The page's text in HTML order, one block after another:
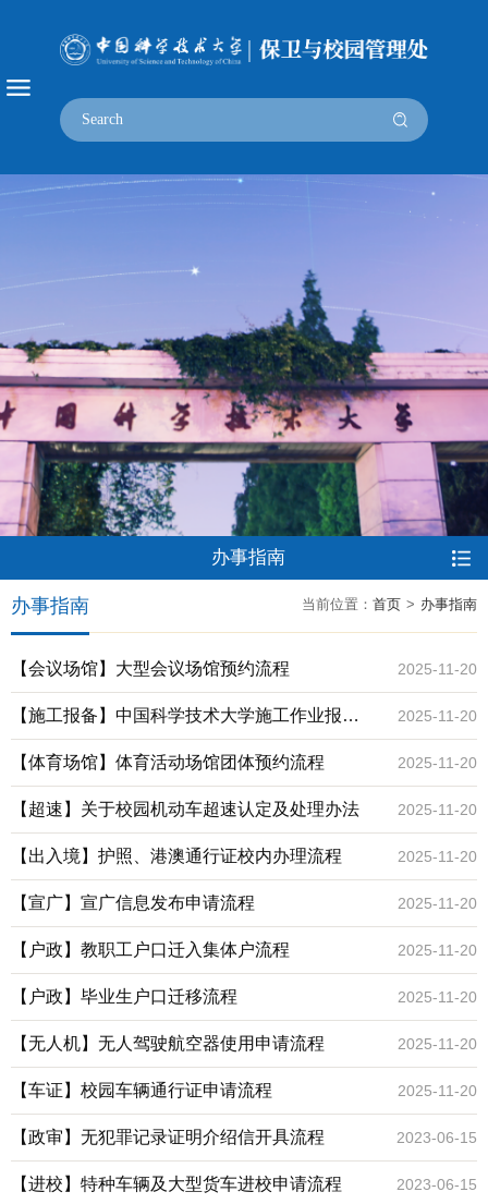
办事指南
当前位置： 首页 > 办事指南
办事指南
【会议场馆】大型会议场馆预约流程 2025-11-20
【施工报备】中国科学技术大学施工作业报备
流程图
2025-11-20
【体育场馆】体育活动场馆团体预约流程 2025-11-20
【超速】关于校园机动车超速认定及处理办法 2025-11-20
【出入境】护照、港澳通行证校内办理流程 2025-11-20
【宣广】宣广信息发布申请流程 2025-11-20
【户政】教职工户口迁入集体户流程 2025-11-20
【户政】毕业生户口迁移流程 2025-11-20
【无人机】无人驾驶航空器使用申请流程 2025-11-20
【车证】校园车辆通行证申请流程 2025-11-20
【政审】无犯罪记录证明介绍信开具流程 2023-06-15
【进校】特种车辆及大型货车进校申请流程 2023-06-15